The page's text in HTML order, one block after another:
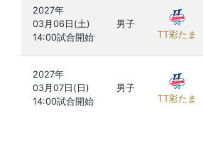
2027年
03月06日(土)
男子
TT彩たま
2027年
03月07日(日)
男子
TT彩たま